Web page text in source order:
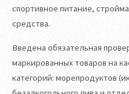
спортивное питание,
средства.
Введена обязательная
маркированных товаров на
категорий: морепродуктов